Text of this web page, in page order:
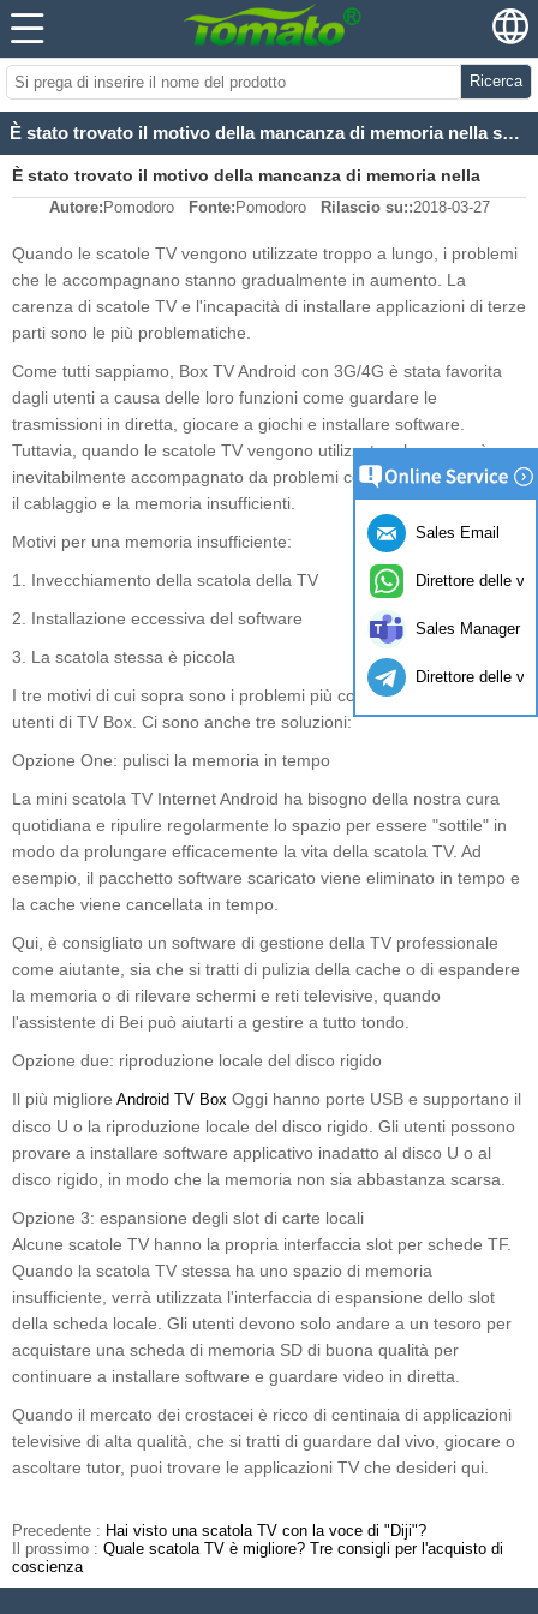
Ricerca
È stato trovato il motivo della mancanza di memoria nella scatola TV!
È stato trovato il motivo della mancanza di memoria nella
scatola TV!
Autore: Pomodoro Fonte: Pomodoro Rilascio su::2018-03-27
Quando le scatole TV vengono utilizzate troppo a lungo, i problemi
che le accompagnano stanno gradualmente in aumento. La
carenza di scatole TV e l'incapacità di installare applicazioni di terze
parti sono le più problematiche.
Come tutti sappiamo, Box TV Android con 3G/4G è stata favorita
dagli utenti a causa delle loro funzioni come guardare le
trasmissioni in diretta, giocare a giochi e installare software.
Tuttavia, quando le scatole TV vengono utilizzate a lungo, sarà
inevitabilmente accompagnato da problemi come l'invecchiamento,
il cablaggio e la memoria insufficienti.
Motivi per una memoria insufficiente:
1. Invecchiamento della scatola della TV
2. Installazione eccessiva del software
3. La scatola stessa è piccola
I tre motivi di cui sopra sono i problemi più comuni riscontrati dagli
utenti di TV Box. Ci sono anche tre soluzioni:
Opzione One: pulisci la memoria in tempo
La mini scatola TV Internet Android ha bisogno della nostra cura
quotidiana e ripulire regolarmente lo spazio per essere "sottile" in
modo da prolungare efficacemente la vita della scatola TV. Ad
esempio, il pacchetto software scaricato viene eliminato in tempo e
la cache viene cancellata in tempo.
Qui, è consigliato un software di gestione della TV professionale
come aiutante, sia che si tratti di pulizia della cache o di espandere
la memoria o di rilevare schermi e reti televisive, quando
l'assistente di Bei può aiutarti a gestire a tutto tondo.
Opzione due: riproduzione locale del disco rigido
Il più migliore Android TV Box Oggi hanno porte USB e supportano il
disco U o la riproduzione locale del disco rigido. Gli utenti possono
provare a installare software applicativo inadatto al disco U o al
disco rigido, in modo che la memoria non sia abbastanza scarsa.
Opzione 3: espansione degli slot di carte locali
Alcune scatole TV hanno la propria interfaccia slot per schede TF.
Quando la scatola TV stessa ha uno spazio di memoria
insufficiente, verrà utilizzata l'interfaccia di espansione dello slot
della scheda locale. Gli utenti devono solo andare a un tesoro per
acquistare una scheda di memoria SD di buona qualità per
continuare a installare software e guardare video in diretta.
Quando il mercato dei crostacei è ricco di centinaia di applicazioni
televisive di alta qualità, che si tratti di guardare dal vivo, giocare o
ascoltare tutor, puoi trovare le applicazioni TV che desideri qui.
Precedente : Hai visto una scatola TV con la voce di "Diji"?
Il prossimo : Quale scatola TV è migliore? Tre consigli per l'acquisto di
coscienza
Sales Email
Direttore delle
Sales Manager
Direttore delle